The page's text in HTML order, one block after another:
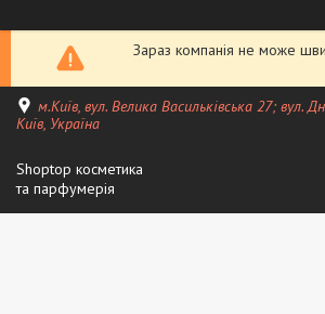
Зараз компанія не може
м.Київ, вул. Велика Васильківська 27; вул.
Київ, Україна
Shoptop косметика
та парфумерія